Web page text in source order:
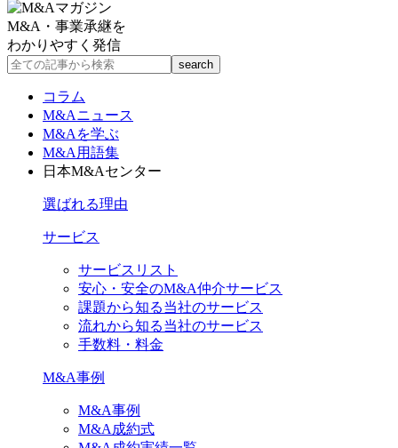
M&A・事業承継を
わかりやすく発信
コラム
M&Aニュース
M&Aを学ぶ
M&A用語集
日本M&Aセンター
選ばれる理由
サービス
サービスリスト
安心・安全のM&A仲介サービス
課題から知る当社のサービス
流れから知る当社のサービス
手数料・料金
M&A事例
M&A事例
M&A成約式